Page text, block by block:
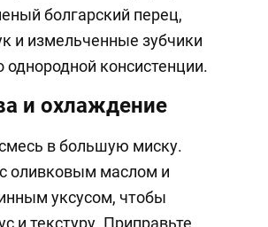
болгарский перец,
и измельченные зубчики
однородной консистенции.
и охлаждение
в большую миску.
оливковым маслом и
уксусом, чтобы
и текстуру. Приправьте